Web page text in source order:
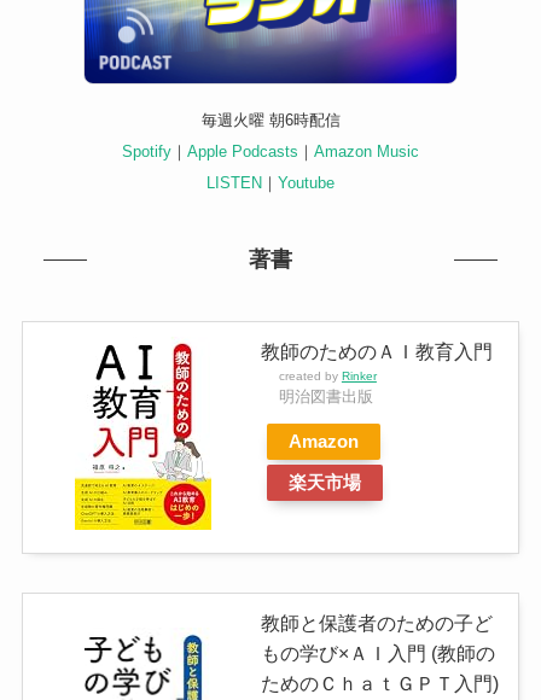
毎週火曜 朝6時配信
Spotify ｜ Apple Podcasts ｜ Amazon Music
LISTEN ｜ Youtube
著書
教師のためのＡＩ教育入門
created by Rinker
明治図書出版
Amazon
楽天市場
教師と保護者のための子ど
もの学び×ＡＩ入門 (教師の
ためのＣｈａｔＧＰＴ入門)